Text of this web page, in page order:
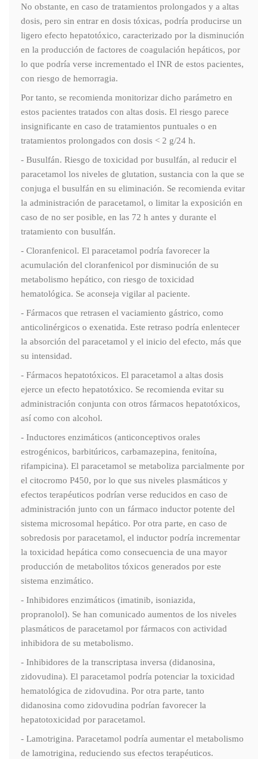
No obstante, en caso de tratamientos prolongados y a altas
dosis, pero sin entrar en dosis tóxicas, podría producirse un
ligero efecto hepatotóxico, caracterizado por la disminución
en la producción de factores de coagulación hepáticos, por
lo que podría verse incrementado el INR de estos pacientes,
con riesgo de hemorragia.
Por tanto, se recomienda monitorizar dicho parámetro en
estos pacientes tratados con altas dosis. El riesgo parece
insignificante en caso de tratamientos puntuales o en
tratamientos prolongados con dosis < 2 g/24 h.
- Busulfán. Riesgo de toxicidad por busulfán, al reducir el
paracetamol los niveles de glutation, sustancia con la que se
conjuga el busulfán en su eliminación. Se recomienda evitar
la administración de paracetamol, o limitar la exposición en
caso de no ser posible, en las 72 h antes y durante el
tratamiento con busulfán.
- Cloranfenicol. El paracetamol podría favorecer la
acumulación del cloranfenicol por disminución de su
metabolismo hepático, con riesgo de toxicidad
hematológica. Se aconseja vigilar al paciente.
- Fármacos que retrasen el vaciamiento gástrico, como
anticolinérgicos o exenatida. Este retraso podría enlentecer
la absorción del paracetamol y el inicio del efecto, más que
su intensidad.
- Fármacos hepatotóxicos. El paracetamol a altas dosis
ejerce un efecto hepatotóxico. Se recomienda evitar su
administración conjunta con otros fármacos hepatotóxicos,
así como con alcohol.
- Inductores enzimáticos (anticonceptivos orales
estrogénicos, barbitúricos, carbamazepina, fenitoína,
rifampicina). El paracetamol se metaboliza parcialmente por
el citocromo P450, por lo que sus niveles plasmáticos y
efectos terapéuticos podrían verse reducidos en caso de
administración junto con un fármaco inductor potente del
sistema microsomal hepático. Por otra parte, en caso de
sobredosis por paracetamol, el inductor podría incrementar
la toxicidad hepática como consecuencia de una mayor
producción de metabolitos tóxicos generados por este
sistema enzimático.
- Inhibidores enzimáticos (imatinib, isoniazida,
propranolol). Se han comunicado aumentos de los niveles
plasmáticos de paracetamol por fármacos con actividad
inhibidora de su metabolismo.
- Inhibidores de la transcriptasa inversa (didanosina,
zidovudina). El paracetamol podría potenciar la toxicidad
hematológica de zidovudina. Por otra parte, tanto
didanosina como zidovudina podrían favorecer la
hepatotoxicidad por paracetamol.
- Lamotrigina. Paracetamol podría aumentar el metabolismo
de lamotrigina, reduciendo sus efectos terapéuticos.